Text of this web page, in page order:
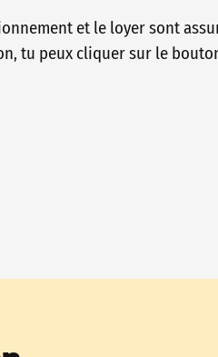
et le loyer sont
tu peux cliquer sur le